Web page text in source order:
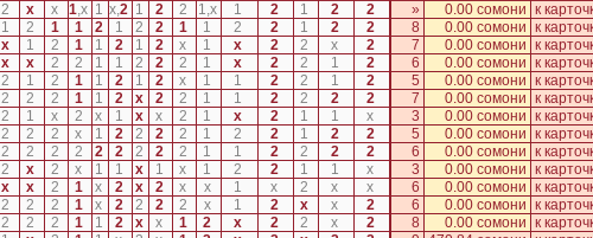
2 x x 1,x 1 x,2 1 2 2 1,x 1 2 1 2 2 » 0.00 сомони к
1 2 1 1 2 1 2 2 1 1 2 2 1 2 2 8 0.00 сомони к
x 1 2 1 1 2 1 2 x 1 x 2 2 x 2 7 0.00 сомони к
x x 2 2 1 1 2 2 2 1 x 2 2 1 2 6 0.00 сомони к
2 1 2 1 1 2 1 2 x 1 1 2 2 1 2 5 0.00 сомони к
2 2 2 1 1 2 x 2 2 1 1 2 2 2 2 7 0.00 сомони к
2 1 x 2 x 1 x x 2 1 x 2 1 1 x 3 0.00 сомони к
2 2 2 x 1 2 2 2 2 1 2 2 1 2 2 5 0.00 сомони к
2 2 2 2 2 2 2 2 2 1 1 2 2 2 2 6 0.00 сомони к
2 x 2 x 1 1 x 1 x 1 2 2 1 1 x 3 0.00 сомони к
x x 2 1 x 2 x 2 x x 1 x 2 x x 6 0.00 сомони к
2 2 2 1 x 2 2 2 2 x 1 2 x x 2 6 0.00 сомони к
2 2 2 1 1 2 x x 1 2 x 2 2 x 2 8 0.00 сомони к